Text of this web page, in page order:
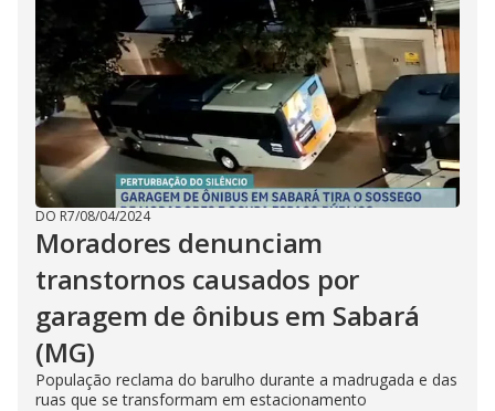
DO R7/08/04/2024
Moradores denunciam
transtornos causados por
garagem de ônibus em Sabará
(MG)
População reclama do barulho durante a madrugada e das
ruas que se transformam em estacionamento